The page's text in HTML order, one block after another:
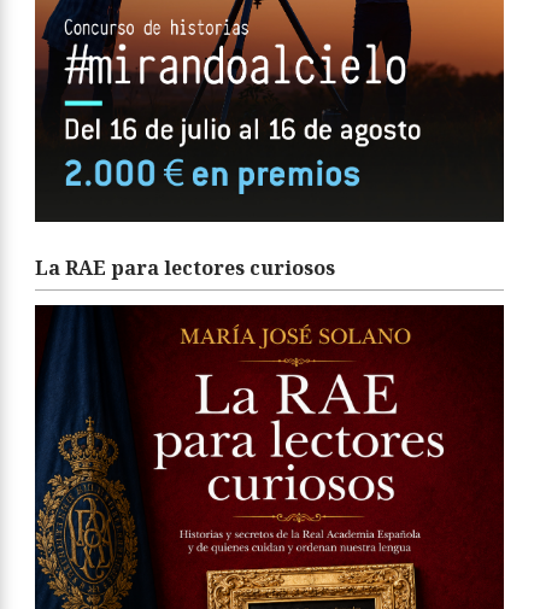
La RAE para lectores curiosos